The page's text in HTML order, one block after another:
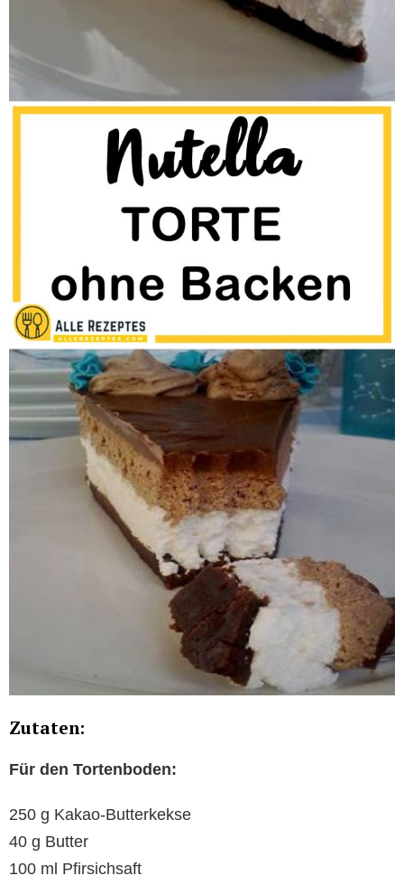
Zutaten:
Für den Tortenboden:
250 g Kakao-Butterkekse
40 g Butter
100 ml Pfirsichsaft